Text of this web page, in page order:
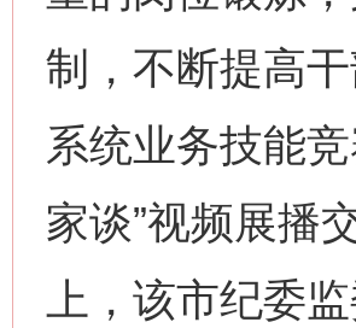
制，不断提高
系统业务技能
家谈”视频展播
上，该市纪委